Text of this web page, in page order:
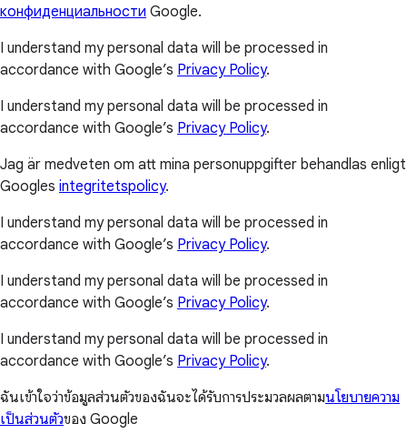
конфиденциальности Google.
I understand my personal data will be processed in
accordance with Google’s Privacy Policy.
I understand my personal data will be processed in
accordance with Google’s Privacy Policy.
Jag är medveten om att mina personuppgifter behandlas enligt
Googles integritetspolicy.
I understand my personal data will be processed in
accordance with Google’s Privacy Policy.
I understand my personal data will be processed in
accordance with Google’s Privacy Policy.
I understand my personal data will be processed in
accordance with Google’s Privacy Policy.
ฉันเข้าใจว่าข้อมูลส่วนตัวของฉันจะได้รับการประมวลผลตามนโยบายความ
เป็นส่วนตัวของ Google